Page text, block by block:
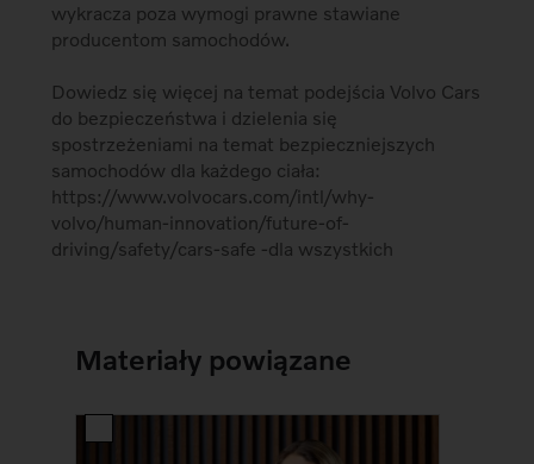
wykracza poza wymogi prawne stawiane
producentom samochodów.
Dowiedz się więcej na temat podejścia Volvo Cars
do bezpieczeństwa i dzielenia się
spostrzeżeniami na temat bezpieczniejszych
samochodów dla każdego ciała:
https://www.volvocars.com/intl/why-
volvo/human-innovation/future-of-
driving/safety/cars-safe -dla wszystkich
Materiały powiązane